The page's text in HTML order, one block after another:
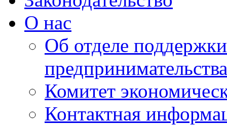
О нас
Об отделе
предпринимательства
Комитет
Контактная